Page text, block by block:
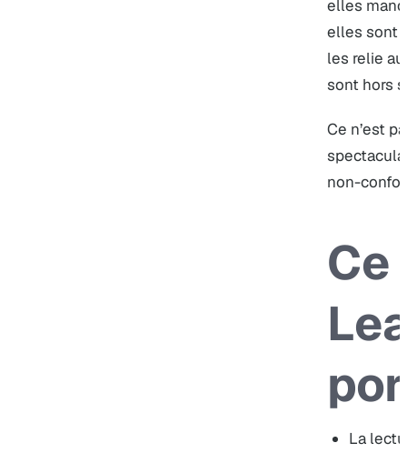
elles
elles sont
les relie
sont hors
Ce n’est
non-
Ce
La